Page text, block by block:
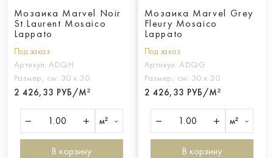
Мозаика Marvel Noir
St.Laurent Mosaico
Lappato
Под заказ
Артикул: ADQH
Размер, см: 30 х 30
2 426,33 РУБ/М²
м²
В корзину
Мозаика Marvel Grey
Fleury Mosaico
Lappato
Под заказ
Артикул: ADQG
Размер, см: 30 х 30
2 426,33 РУБ/М²
м²
В корзину